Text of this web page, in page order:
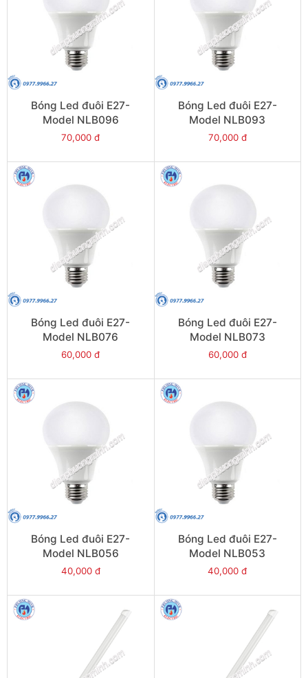
Bóng Led đuôi E27-
Model NLB096
70,000 đ
Bóng Led đuôi E27-
Model NLB093
70,000 đ
Bóng Led đuôi E27-
Model NLB076
60,000 đ
Bóng Led đuôi E27-
Model NLB073
60,000 đ
Bóng Led đuôi E27-
Model NLB056
40,000 đ
Bóng Led đuôi E27-
Model NLB053
40,000 đ